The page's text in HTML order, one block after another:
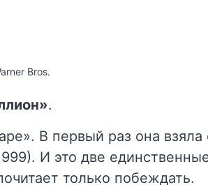
Bros.
.
В первый раз она взяла
И это две
только побеждать.